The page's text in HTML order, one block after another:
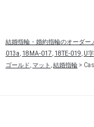
結婚指輪・婚約指輪のオーダー
013a 18MA-017 18TE-019 U字,
ゴールド マット 結婚指輪>